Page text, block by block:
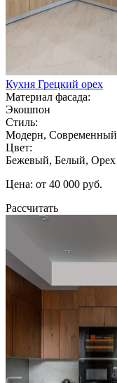
Кухня Грецкий орех
Материал фасада:
Экошпон
Стиль:
Модерн, Современный
Цвет:
Бежевый, Белый, Орех
Цена: от 40 000 руб.
Рассчитать